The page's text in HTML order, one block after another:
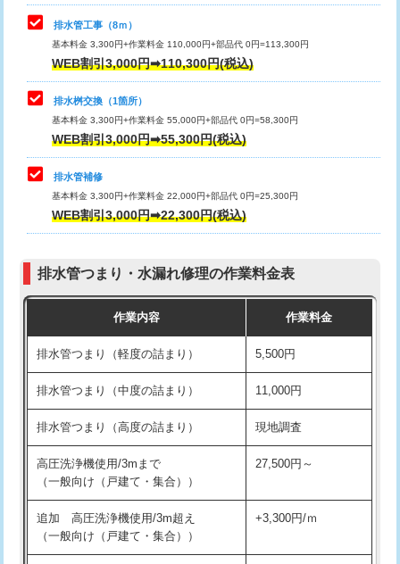
マス交換（深さ50㎝未満）
マス交換（深さ50㎝以上）
コンクリート斫り（厚さ10㎝まで）
コンクリート斫り（厚さ10㎝超え）
モルタル補修（厚さ10㎝まで）
モルタル補修（厚さ10㎝超え）
追加人工 16,500円
現場見積
※給水管工事は20mmまでの価格です。
その他部品の脱着
交換・取付（タンク）
交換・取付(単水栓（壁付・デッキ
式）)
交換・取付(混合水栓（壁付・デッキ
式・ワンホール）)
16,500円+材料費
交換・取付(排水栓・排水トラップ
交換・取付（その他部品） 11,000円+材料費
持込商品取付（単水栓） 13,200円
持込商品取付（混合水栓） 16,500円
持込商品取付（浄水器・分岐水栓） 16,500円
給水管工事※（ホール加工) 16,500円
給水管工事※（バンド止め) 3,300円
給水管工事※（支持金具設置)
給水管工事※（保温材使用（バンド止
め込み）)
5,500円
排水管工事（8ｍ）
基本料金 3,300円+作業料金 110,000円+部品代 0円=113,300円
WEB割引3,000円➡110,300円(税込)
排水桝交換（1箇所）
基本料金 3,300円+作業料金 55,000円+部品代 0円=58,300円
WEB割引3,000円➡55,300円(税込)
排水管補修
基本料金 3,300円+作業料金 22,000円+部品代 0円=25,300円
WEB割引3,000円➡22,300円(税込)
排水管つまり・水漏れ修理の作業料金表
作業内容 作業料金
排水管つまり（軽度の詰まり） 5,500円
排水管つまり（中度の詰まり） 11,000円
排水管つまり（高度の詰まり） 現地調査
高圧洗浄機使用/3mまで
（一般向け（戸建て・集合））
27,500円～
追加 高圧洗浄機使用/3m超え
（一般向け（戸建て・集合））
+3,300円/ｍ